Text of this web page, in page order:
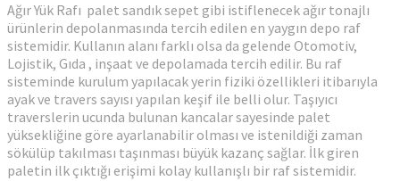
Ağır Yük Rafı palet sandık sepet gibi istiflenecek ağır tonajlı
ürünlerin depolanmasında tercih edilen en yaygın depo raf
sistemidir. Kullanın alanı farklı olsa da gelende Otomotiv,
Lojistik, Gıda , inşaat ve depolamada tercih edilir. Bu raf
sisteminde kurulum yapılacak yerin fiziki özellikleri itibarıyla
ayak ve travers sayısı yapılan keşif ile belli olur. Taşıyıcı
traverslerin ucunda bulunan kancalar sayesinde palet
yüksekliğine göre ayarlanabilir olması ve istenildiği zaman
sökülüp takılması taşınması büyük kazanç sağlar. İlk giren
paletin ilk çıktığı erişimi kolay kullanışlı bir raf sistemidir.